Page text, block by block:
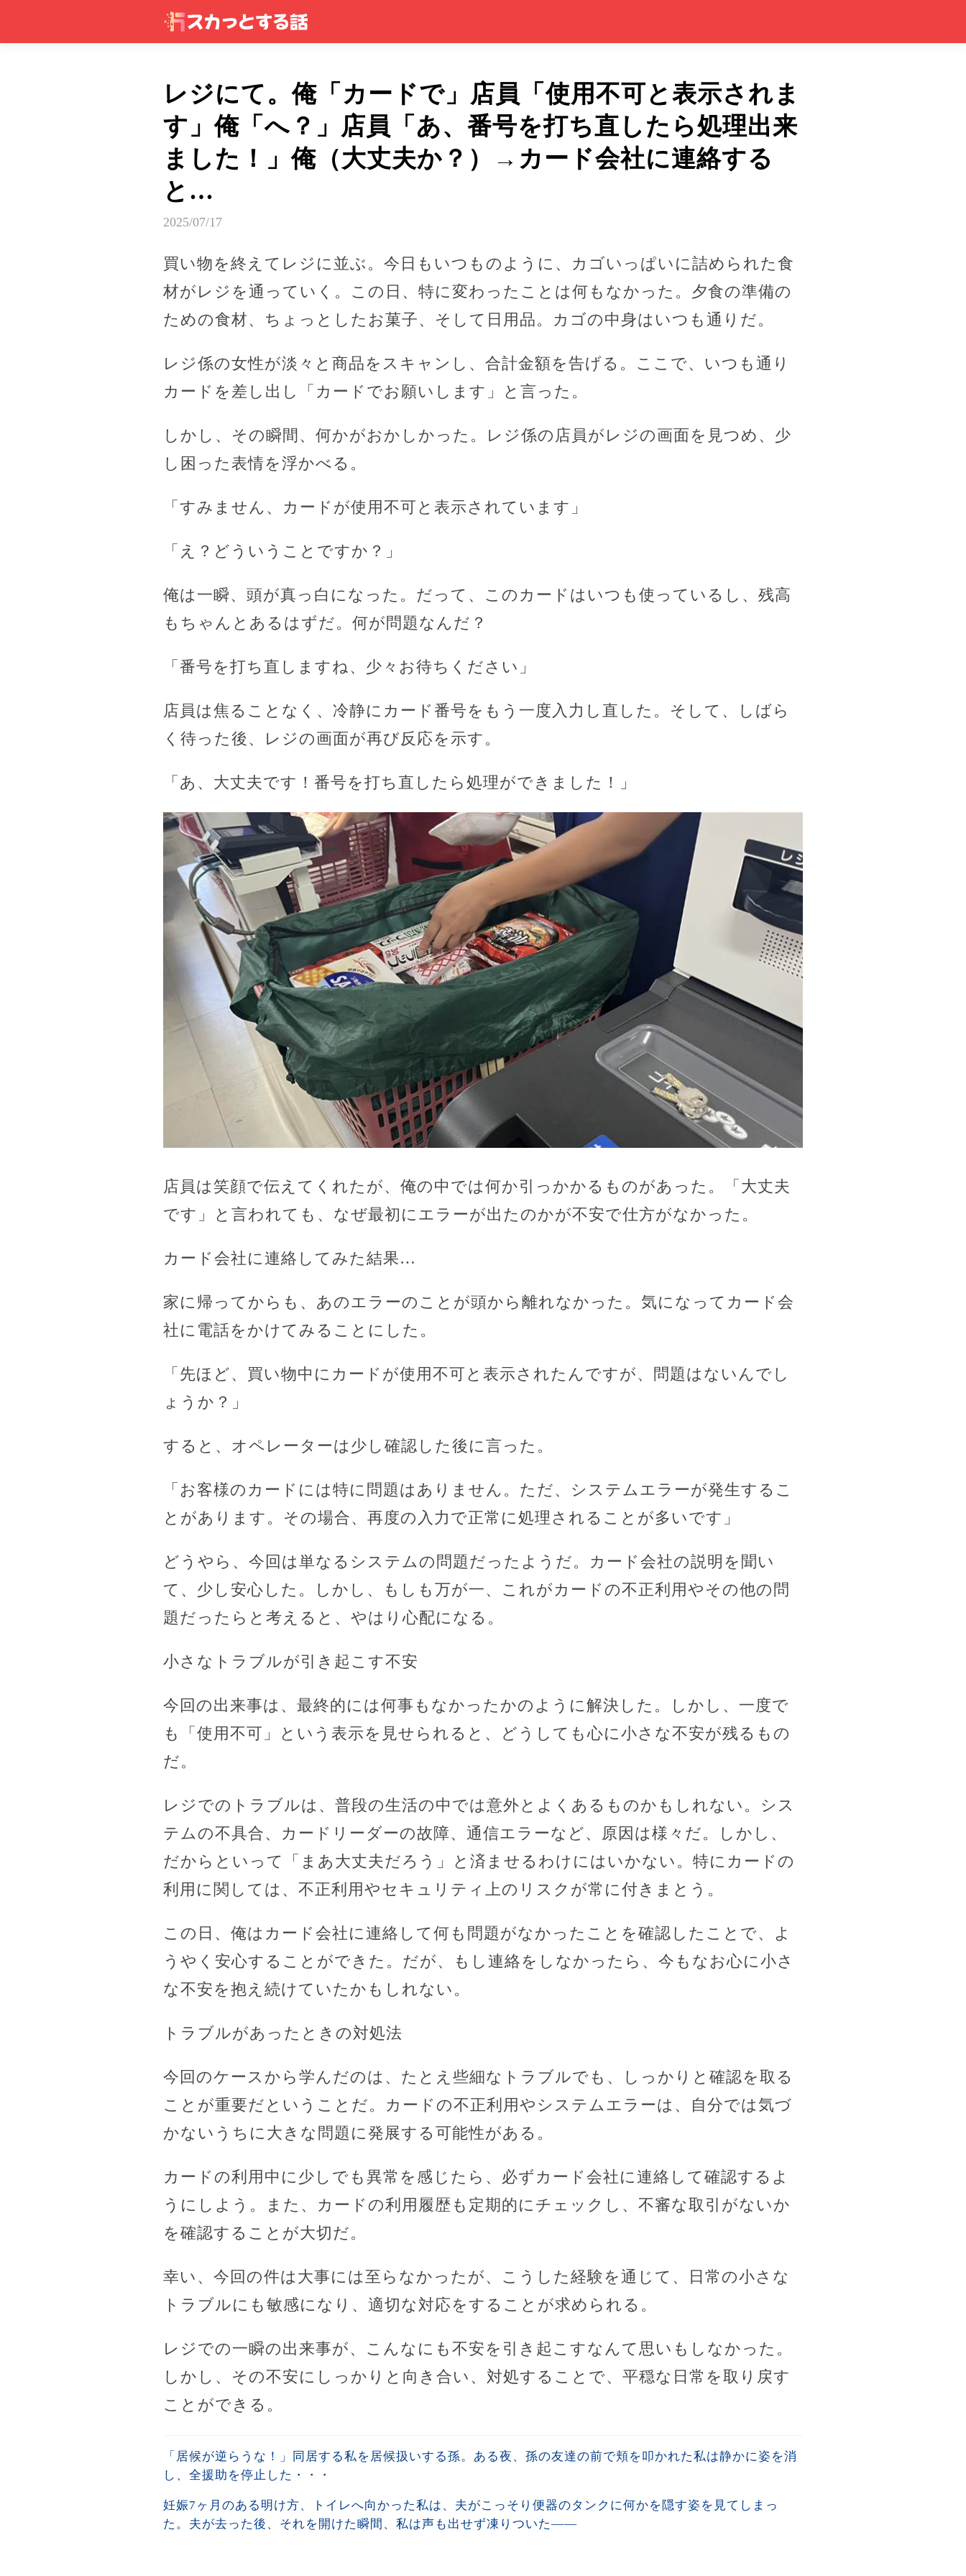
レジにて。俺「カードで」店員「使用不可と表示されま
す」俺「へ？」店員「あ、番号を打ち直したら処理出来
ました！」俺（大丈夫か？）→カード会社に連絡する
と…
2025/07/17
買い物を終えてレジに並ぶ。今日もいつものように、カゴいっぱいに詰められた食
材がレジを通っていく。この日、特に変わったことは何もなかった。夕食の準備の
ための食材、ちょっとしたお菓子、そして日用品。カゴの中身はいつも通りだ。
レジ係の女性が淡々と商品をスキャンし、合計金額を告げる。ここで、いつも通り
カードを差し出し「カードでお願いします」と言った。
しかし、その瞬間、何かがおかしかった。レジ係の店員がレジの画面を見つめ、少
し困った表情を浮かべる。
「すみません、カードが使用不可と表示されています」
「え？どういうことですか？」
俺は一瞬、頭が真っ白になった。だって、このカードはいつも使っているし、残高
もちゃんとあるはずだ。何が問題なんだ？
「番号を打ち直しますね、少々お待ちください」
店員は焦ることなく、冷静にカード番号をもう一度入力し直した。そして、しばら
く待った後、レジの画面が再び反応を示す。
「あ、大丈夫です！番号を打ち直したら処理ができました！」
店員は笑顔で伝えてくれたが、俺の中では何か引っかかるものがあった。「大丈夫
です」と言われても、なぜ最初にエラーが出たのかが不安で仕方がなかった。
カード会社に連絡してみた結果…
家に帰ってからも、あのエラーのことが頭から離れなかった。気になってカード会
社に電話をかけてみることにした。
「先ほど、買い物中にカードが使用不可と表示されたんですが、問題はないんでし
ょうか？」
すると、オペレーターは少し確認した後に言った。
「お客様のカードには特に問題はありません。ただ、システムエラーが発生するこ
とがあります。その場合、再度の入力で正常に処理されることが多いです」
どうやら、今回は単なるシステムの問題だったようだ。カード会社の説明を聞い
て、少し安心した。しかし、もしも万が一、これがカードの不正利用やその他の問
題だったらと考えると、やはり心配になる。
小さなトラブルが引き起こす不安
今回の出来事は、最終的には何事もなかったかのように解決した。しかし、一度で
も「使用不可」という表示を見せられると、どうしても心に小さな不安が残るもの
だ。
レジでのトラブルは、普段の生活の中では意外とよくあるものかもしれない。シス
テムの不具合、カードリーダーの故障、通信エラーなど、原因は様々だ。しかし、
だからといって「まあ大丈夫だろう」と済ませるわけにはいかない。特にカードの
利用に関しては、不正利用やセキュリティ上のリスクが常に付きまとう。
この日、俺はカード会社に連絡して何も問題がなかったことを確認したことで、よ
うやく安心することができた。だが、もし連絡をしなかったら、今もなお心に小さ
な不安を抱え続けていたかもしれない。
トラブルがあったときの対処法
今回のケースから学んだのは、たとえ些細なトラブルでも、しっかりと確認を取る
ことが重要だということだ。カードの不正利用やシステムエラーは、自分では気づ
かないうちに大きな問題に発展する可能性がある。
カードの利用中に少しでも異常を感じたら、必ずカード会社に連絡して確認するよ
うにしよう。また、カードの利用履歴も定期的にチェックし、不審な取引がないか
を確認することが大切だ。
幸い、今回の件は大事には至らなかったが、こうした経験を通じて、日常の小さな
トラブルにも敏感になり、適切な対応をすることが求められる。
レジでの一瞬の出来事が、こんなにも不安を引き起こすなんて思いもしなかった。
しかし、その不安にしっかりと向き合い、対処することで、平穏な日常を取り戻す
ことができる。
「居候が逆らうな！」同居する私を居候扱いする孫。ある夜、孫の友達の前で頬を叩かれた私は静かに姿を消
し、全援助を停止した・・・
妊娠7ヶ月のある明け方、トイレへ向かった私は、夫がこっそり便器のタンクに何かを隠す姿を見てしまっ
た。夫が去った後、それを開けた瞬間、私は声も出せず凍りついた――